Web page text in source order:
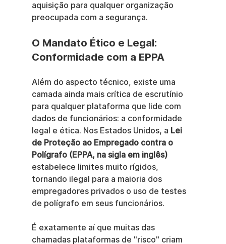
aquisição para qualquer organização
preocupada com a segurança.
O Mandato Ético e Legal:
Conformidade com a EPPA
Além do aspecto técnico, existe uma
camada ainda mais crítica de escrutínio
para qualquer plataforma que lide com
dados de funcionários: a conformidade
legal e ética. Nos Estados Unidos, a Lei
de Proteção ao Empregado contra o
Polígrafo (EPPA, na sigla em inglês)
estabelece limites muito rígidos,
tornando ilegal para a maioria dos
empregadores privados o uso de testes
de polígrafo em seus funcionários.
É exatamente aí que muitas das
chamadas plataformas de "risco" criam